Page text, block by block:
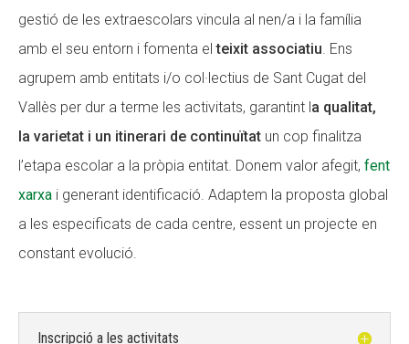
gestió de les extraescolars vincula al nen/a i la família
amb el seu entorn i fomenta elteixit associatiu. Ens
agrupem amb entitats i/o col·lectius de Sant Cugat del
Vallès per dur a terme les activitats, garantint la qualitat,
la varietat i un itinerari de continuïtat un cop finalitza
l’etapa escolar a la pròpia entitat. Donem valor afegit, fent
xarxa i generant identificació. Adaptem la proposta global
a les especificats de cada centre, essent un projecte en
constant evolució.
Inscripció a les activitats